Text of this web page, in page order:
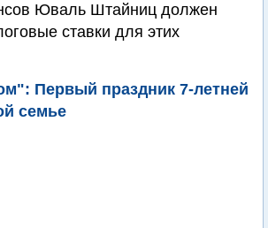
Юваль Штайниц должен
ставки для этих
Первый праздник 7-летней
семье